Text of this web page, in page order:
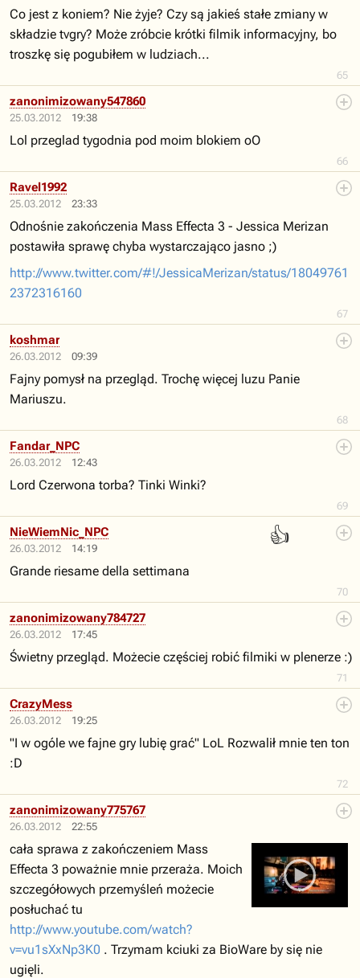
65
Co jest z koniem? Nie żyje? Czy są jakieś stałe zmiany w
składzie tvgry? Może zróbcie krótki filmik informacyjny, bo
troszkę się pogubiłem w ludziach...
25.03.2012 19:38
66
zanonimizowany547860
Lol przeglad tygodnia pod moim blokiem oO
25.03.2012 23:33
67
Ravel1992
Odnośnie zakończenia Mass Effecta 3 - Jessica Merizan
postawiła sprawę chyba wystarczająco jasno ;)
http://www.twitter.com/#!/JessicaMerizan/status/18049761
2372316160
26.03.2012 09:39
68
koshmar
Fajny pomysł na przegląd. Trochę więcej luzu Panie
Mariuszu.
26.03.2012 12:43
69
Fandar_NPC
Lord Czerwona torba? Tinki Winki?
26.03.2012 14:19
👍
70
NieWiemNic_NPC
Grande riesame della settimana
26.03.2012 17:45
71
zanonimizowany784727
Świetny przegląd. Możecie częściej robić filmiki w plenerze :)
26.03.2012 19:25
72
CrazyMess
"I w ogóle we fajne gry lubię grać" LoL Rozwalił mnie ten ton
:D
26.03.2012 22:55
zanonimizowany775767
cała sprawa z zakończeniem Mass
Effecta 3 poważnie mnie przeraża. Moich
szczegółowych przemyśleń możecie
posłuchać tu
http://www.youtube.com/watch?
v=vu1sXxNp3K0 . Trzymam kciuki za BioWare by się nie
ugięli.